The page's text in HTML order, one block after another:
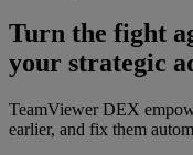
Turn the fight
your strategic
TeamViewer DEX
earlier, and fix them